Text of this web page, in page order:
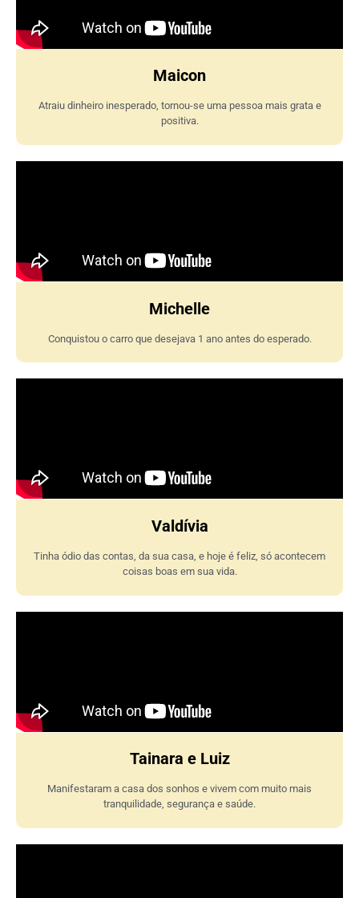
Maicon
Atraiu dinheiro inesperado, tornou-se uma pessoa mais grata e
positiva.
Michelle
Conquistou o carro que desejava 1 ano antes do esperado.
Valdívia
Tinha ódio das contas, da sua casa, e hoje é feliz, só acontecem
coisas boas em sua vida.
Tainara e Luiz
Manifestaram a casa dos sonhos e vivem com muito mais
tranquilidade, segurança e saúde.